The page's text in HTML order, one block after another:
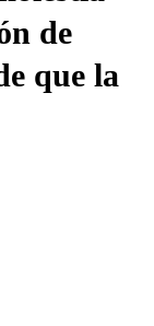
de
que la